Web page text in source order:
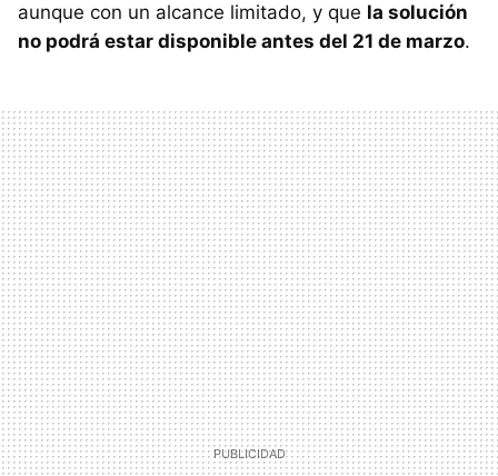
aunque con un alcance limitado, y que la solución
no podrá estar disponible antes del 21 de marzo.